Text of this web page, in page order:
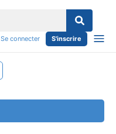
Se connecter S'inscrire